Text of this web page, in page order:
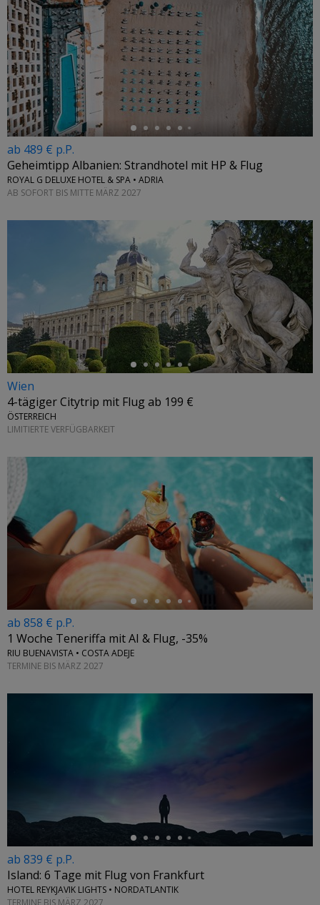
←
ab 489 € p.P.
Geheimtipp Albanien: Strandhotel mit HP & Flug
ROYAL G DELUXE HOTEL & SPA • ADRIA
AB SOFORT BIS MITTE MÄRZ 2027
Wien
4-tägiger Citytrip mit Flug ab 199 €
ÖSTERREICH
LIMITIERTE VERFÜGBARKEIT
←
ab 858 € p.P.
1 Woche Teneriffa mit AI & Flug, -35%
RIU BUENAVISTA • COSTA ADEJE
TERMINE BIS MÄRZ 2027
ab 839 € p.P.
Island: 6 Tage mit Flug von Frankfurt
HOTEL REYKJAVIK LIGHTS • NORDATLANTIK
TERMINE BIS MÄRZ 2027